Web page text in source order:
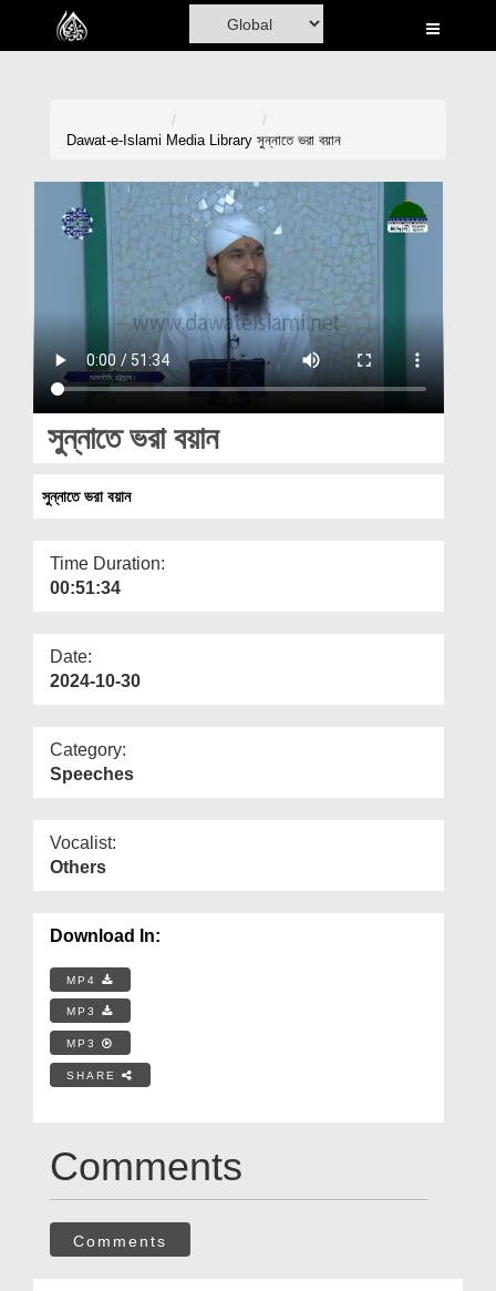
Home
Madani Channel
Donation
Magazine
Departments
More
Dawat-e-Islami Media Library সুন্নাতে ভরা বয়ান
সুন্নাতে ভরা বয়ান
সুন্নাতে ভরা বয়ান
Time Duration:
00:51:34
Date:
2024-10-30
Category:
Speeches
Vocalist:
Others
Download In:
MP4
MP3
MP3
SHARE
Comments
Comments